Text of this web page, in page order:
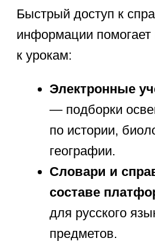
Нажимая кнопку «Записаться»,
вы принимаете
Оферту и
даёте
Согласие на обработку
персональных данных
ЗАПИСАТЬСЯ
популярные курсы